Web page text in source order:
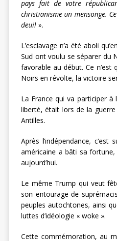
pays fait de votre
christianisme un mensonge.
deuil ».
L’esclavage n’a été aboli
Sud ont voulu se séparer du
favorable au début. Ce n’est
Noirs en révolte, la victoire
La France qui va participer
liberté, était lors de la guerre
Antilles.
Après l’indépendance,
américaine a bâti sa fortune,
aujourd’hui.
Le même Trump qui veut
son entourage de
peuples autochtones, ainsi
luttes d’idéologie « woke ».
Cette commémoration, au